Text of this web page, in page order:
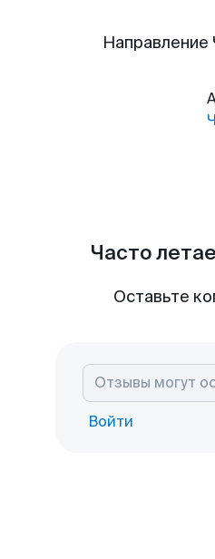
Часто
Оставьте
Войти